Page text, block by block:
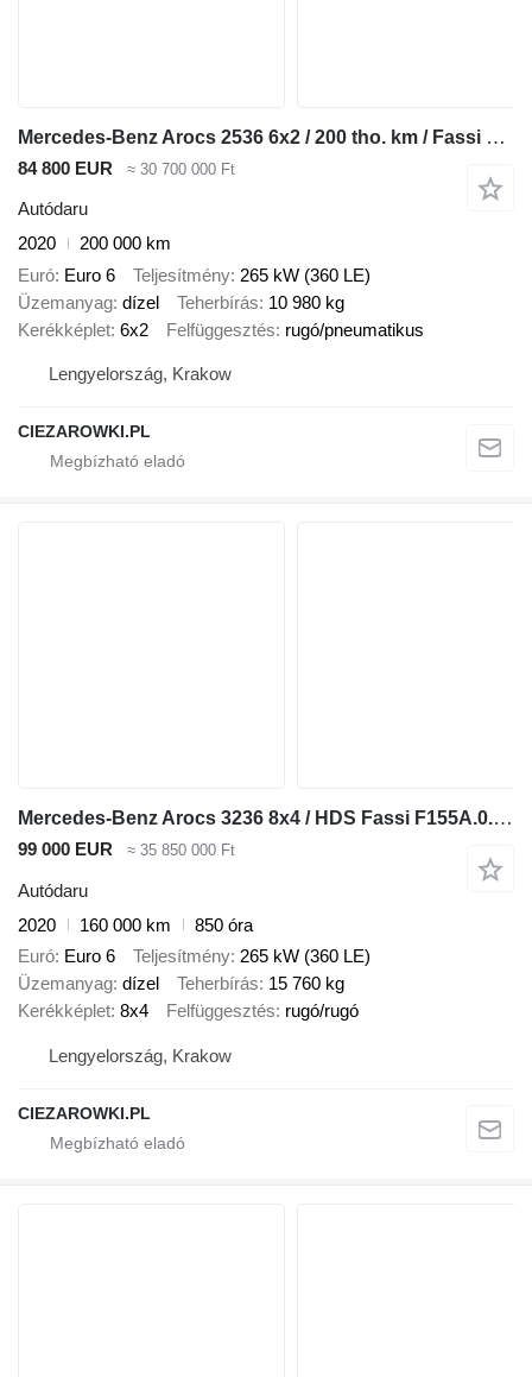
Mercedes-Benz Arocs 2536 6x2 / 200 tho. km / Fassi F195 crane / Rotator / Pilo
84 800 EUR ≈ 30 700 000 Ft
Autódaru
2020
200 000 km
Euró Euro 6 Teljesítmény 265 kW (360 LE)
Üzemanyag dízel Teherbírás 10 980 kg
Kerékképlet 6x2 Felfüggesztés rugó/pneumatikus
Lengyelország, Krakow
CIEZAROWKI.PL
Mercedes-Benz Arocs 3236 8x4 / HDS Fassi F155A.0.22 / remote control / 2-way t
99 000 EUR ≈ 35 850 000 Ft
Autódaru
2020
160 000 km
850 óra
Euró Euro 6 Teljesítmény 265 kW (360 LE)
Üzemanyag dízel Teherbírás 15 760 kg
Kerékképlet 8x4 Felfüggesztés rugó/rugó
Lengyelország, Krakow
CIEZAROWKI.PL